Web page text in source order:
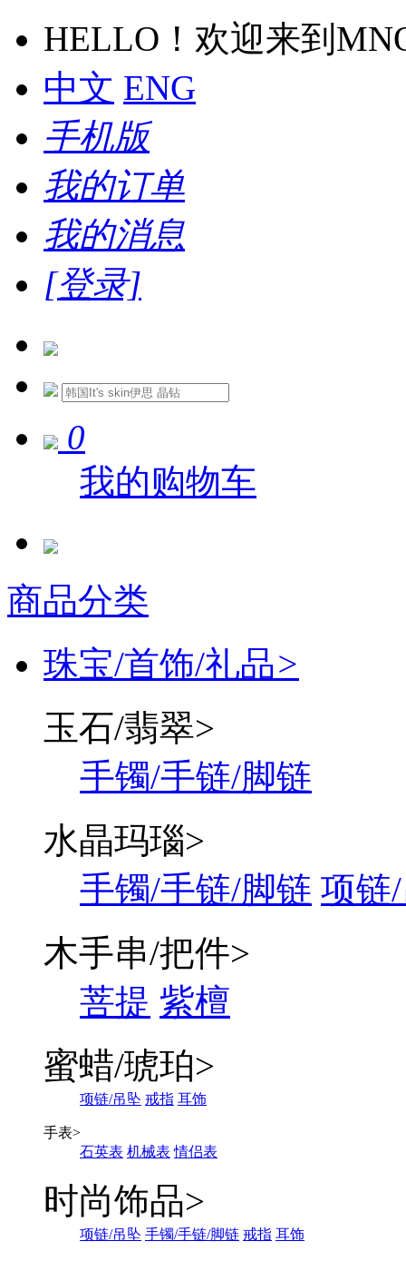
HELLO！欢迎来到
中文 ENG
手机版
我的订单
我的消息
[登录]
0
我的购物车
商品分类
珠宝/首饰/礼品>
玉石/翡翠>
手镯/手链/脚链
水晶玛瑙>
手镯/手链/脚链 项链
木手串/把件>
菩提 紫檀
蜜蜡/琥珀>
项链/吊坠 戒指 耳饰
手表>
石英表 机械表 情侣表
时尚饰品>
项链/吊坠 手镯/手链/脚链 戒指 耳饰